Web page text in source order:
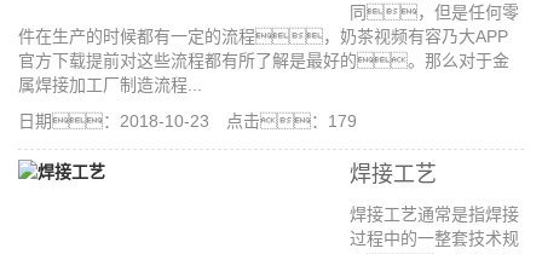
同，但是任何零
件在生产的时候都有一定的流程，奶茶视频有容乃大APP
官方下载提前对这些流程都有所了解是最好的。那么对于金
属焊接加工厂制造流程...
日期：2018-10-23 点击：179
焊接工艺
焊接工艺通常是指焊接
过程中的一整套技术规